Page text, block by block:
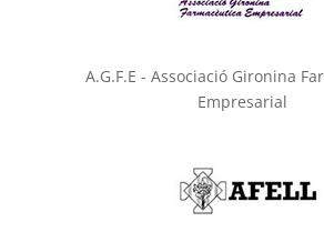
A.G.F.E - Associació Gironina
Empresarial